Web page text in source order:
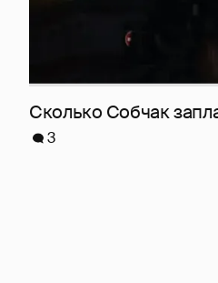
Сколько Собчак
3